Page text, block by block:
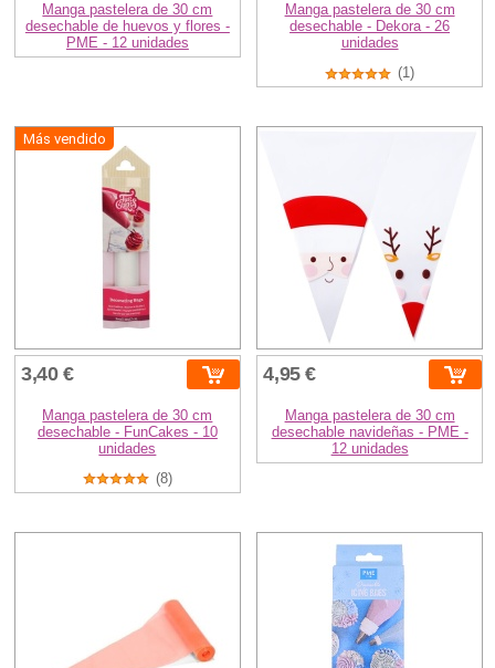
Manga pastelera de 30 cm
desechable de huevos y flores -
PME - 12 unidades
Manga pastelera de 30 cm
desechable - Dekora - 26
unidades
(1)
Más vendido
3,40 €
Manga pastelera de 30 cm
desechable - FunCakes - 10
unidades
(8)
4,95 €
Manga pastelera de 30 cm
desechable navideñas - PME -
12 unidades